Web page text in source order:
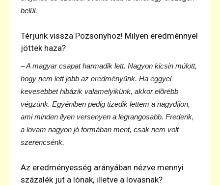
belül.
Térjünk vissza Pozsonyhoz! Milyen eredménnyel
jöttek haza?
– A magyar csapat harmadik lett. Nagyon kicsin múlott,
hogy nem lett jobb az eredményünk. Ha eggyel
kevesebbet hibázik valamelyikünk, akkor elõrébb
végzünk. Egyéniben pedig tizedik lettem a nagydíjon,
ami minden ilyen versenyen a legrangosabb. Frederik,
a lovam nagyon jó formában ment, csak nem volt
szerencsénk.
Az eredményesség arányában nézve mennyi
százalék jut a lónak, illetve a lovasnak?